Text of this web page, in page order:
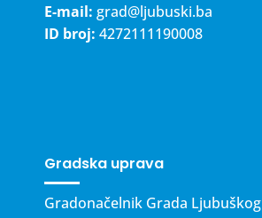
E-mail: grad@ljubuski.ba
ID broj: 4272111190008
Gradska uprava
Gradonačelnik Grada Ljubuškog